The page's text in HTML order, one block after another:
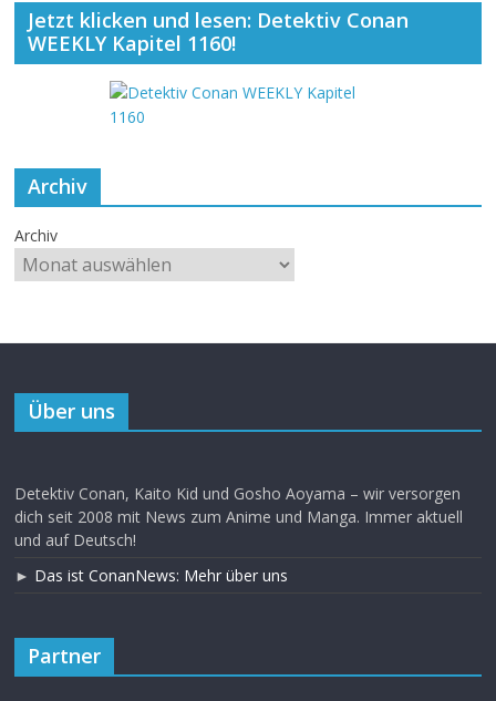
Jetzt klicken und lesen: Detektiv Conan
WEEKLY Kapitel 1160!
Archiv
Archiv
Über uns
Detektiv Conan, Kaito Kid und Gosho Aoyama – wir versorgen
dich seit 2008 mit News zum Anime und Manga. Immer aktuell
und auf Deutsch!
► Das ist ConanNews: Mehr über uns
Partner